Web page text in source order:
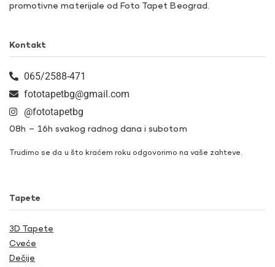
promotivne materijale od Foto Tapet Beograd.
Kontakt
065/2588-471
fototapetbg@gmail.com
@fototapetbg
08h – 16h svakog radnog dana i subotom
Trudimo se da u što kraćem roku odgovorimo na vaše zahteve.
Tapete
3D Tapete
Cveće
Dečije